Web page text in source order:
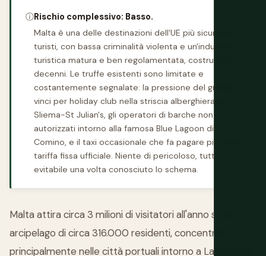
ⓘRischio complessivo: Basso.
Malta è una delle destinazioni dell'UE più sicure per i
turisti, con bassa criminalità violenta e un'industria
turistica matura e ben regolamentata, costruita in
decenni. Le truffe esistenti sono limitate e
costantemente segnalate: la pressione del gratta e
vinci per holiday club nella striscia alberghiera di
Sliema-St Julian's, gli operatori di barche non
autorizzati intorno alla famosa Blue Lagoon di
Comino, e il taxi occasionale che fa pagare più della
tariffa fissa ufficiale. Niente di pericoloso, tutto
evitabile una volta conosciuto lo schema.
Malta attira circa 3 milioni di visitatori all'anno su un
arcipelago di circa 316.000 residenti, concentrati
principalmente nelle città portuali intorno a La Valletta,